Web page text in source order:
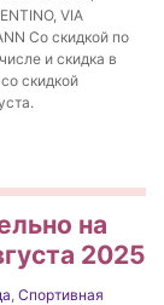
VIA
Со скидкой по
и скидка в
скидкой
на
2025
Спортивная